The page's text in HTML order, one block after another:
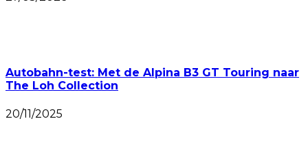
Autobahn-test: Met de Alpina B3 GT Touring naar
The Loh Collection
20/11/2025